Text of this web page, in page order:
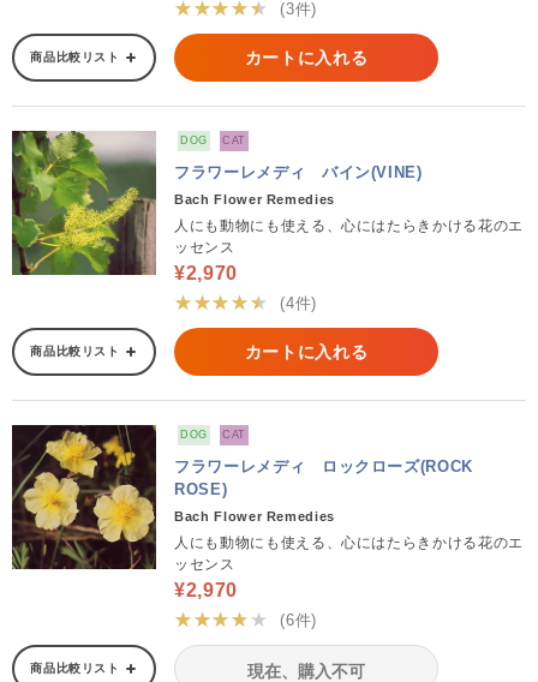
★★★★★ (3件)
商品比較リスト カートに入れる
DOG CAT
フラワーレメディ バイン(VINE)
Bach Flower Remedies
人にも動物にも使える、心にはたらきかける花のエ
ッセンス
¥2,970
★★★★★
(4件)
商品比較リスト カートに入れる
DOG CAT
フラワーレメディ ロックローズ(ROCK
ROSE)
Bach Flower Remedies
人にも動物にも使える、心にはたらきかける花のエ
ッセンス
¥2,970
★★★★★
(6件)
商品比較リスト 現在、購入不可